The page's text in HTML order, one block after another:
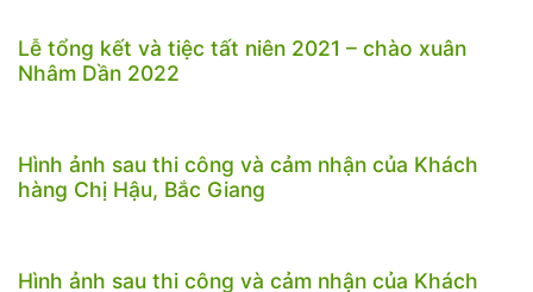
Lễ tổng kết và tiệc tất niên 2021 – chào xuân
Nhâm Dần 2022
Hình ảnh sau thi công và cảm nhận của Khách
hàng Chị Hậu, Bắc Giang
Hình ảnh sau thi công và cảm nhận của Khách